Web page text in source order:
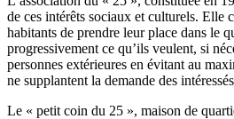
de ces intérêts sociaux et culturels. Elle
habitants de prendre leur place dans le
progressivement ce qu’ils veulent, si
personnes extérieures en évitant au
ne supplantent la demande des
Le « petit coin du 25 », maison de